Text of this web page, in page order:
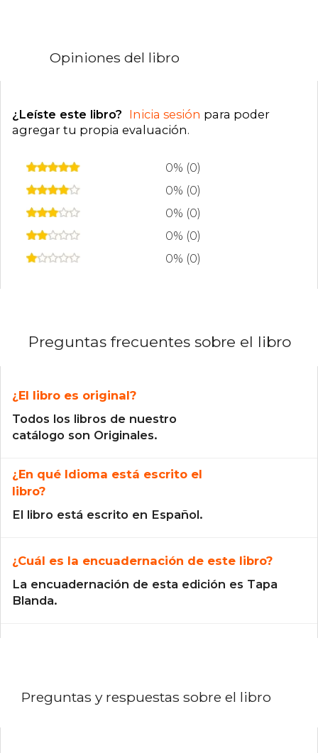
Opiniones del libro
¿Leíste este libro? Inicia sesión para poder
agregar tu propia evaluación.
0% (0)
0% (0)
0% (0)
0% (0)
0% (0)
Preguntas frecuentes sobre el libro
¿El libro es original?
Todos los libros de nuestro
catálogo son Originales.
¿En qué Idioma está escrito el
libro?
El libro está escrito en Español.
¿Cuál es la encuadernación de este libro?
La encuadernación de esta edición es Tapa
Blanda.
Preguntas y respuestas sobre el libro